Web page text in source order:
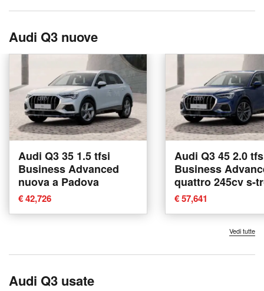
Audi Q3 nuove
Audi Q3 35 1.5 tfsi
Business Advanced
nuova a Padova
€ 42,726
Audi Q3 45 2.0
Business
quattro 245cv s-
nuova a Padova
€ 57,641
Vedi tutte
Audi Q3 usate